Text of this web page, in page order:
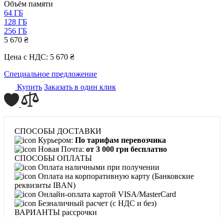
Объём памяти
64 ГБ
128 ГБ
256 ГБ
5 670 ₴
Цена с НДС: 5 670 ₴
Специальное предложение
Купить Заказать в один клик
СПОСОБЫ ДОСТАВКИ
Курьером: По тарифам перевозчика
Новая Почта: от 3 000 грн бесплатно
СПОСОБЫ ОПЛАТЫ
Оплата наличными при получении
Оплата на корпоративную карту (Банковские
реквизиты IBAN)
Онлайн-оплата картой VISA/MasterCard
Безналичный расчет (с НДС и без)
ВАРИАНТЫ рассрочки